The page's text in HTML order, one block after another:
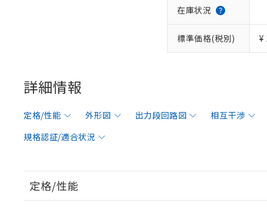
在庫状況
標準価格(税別) ¥
詳細情報
定格/性能 外形図 出力段回路図 相互干渉
規格認証/適合状況
定格/性能